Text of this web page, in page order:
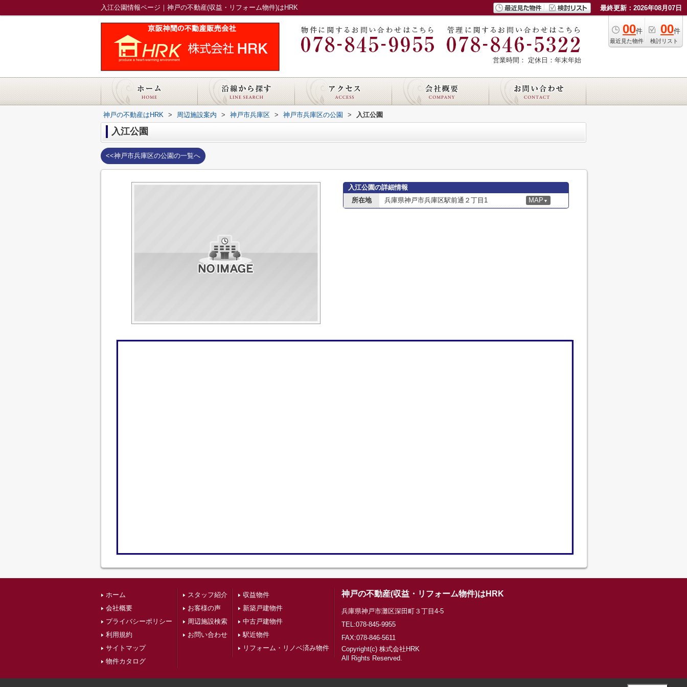
入江公園情報ページ｜神戸の不動産(収益・リフォーム物件)はHRK 最終更新：2026年08月07日
00件
最近見た物件
00件
検討リスト
営業時間： 定休日：年末年始
神戸の不動産はHRK > 周辺施設案内 > 神戸市兵庫区 > 神戸市兵庫区の公園 > 入江公園
入江公園
<<神戸市兵庫区の公園の一覧へ
入江公園の詳細情報
所在地
兵庫県神戸市兵庫区駅前通２丁目1 MAP ▼
ホーム
会社概要
プライバシーポリシー
利用規約
サイトマップ
物件カタログ
スタッフ紹介
お客様の声
周辺施設検索
お問い合わせ
収益物件
新築戸建物件
中古戸建物件
駅近物件
リフォーム・リノベ済み物件
神戸の不動産(収益・リフォーム物件)はHRK
兵庫県神戸市灘区深田町３丁目4-5
TEL:078-845-9955
FAX:078-846-5611
Copyright(c) 株式会社HRK
All Rights Reserved.